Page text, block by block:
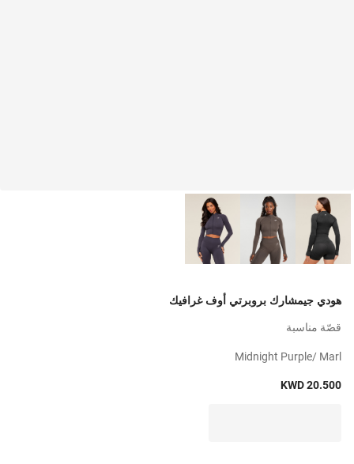
هودي جيمشارك بروبرتي أوف غرافيك
قصّة مناسبة
Midnight Purple/ Marl
KWD 20.500